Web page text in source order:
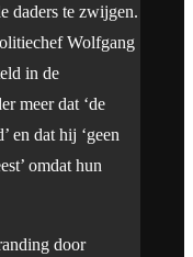
daders te zwijgen.
Wolfgang
in de
meer dat ‘de
en dat hij ‘geen
omdat hun
door